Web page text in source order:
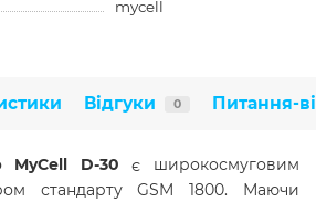
mycell
Відгуки 0 Питання-
MyCell D-30 є широкосмуговим
стандарту GSM 1800. Маючи